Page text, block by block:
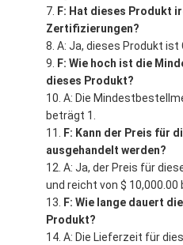
F: Hat dieses Produkt
Zertifizierungen?
A: Ja, dieses Produkt
F: Wie hoch ist die
dieses Produkt?
A: Die
beträgt 1.
F: Kann der Preis für
ausgehandelt werden?
A: Ja, der Preis für
und reicht von $ 10,000.00
F: Wie lange dauert
Produkt?
A: Die Lieferzeit für